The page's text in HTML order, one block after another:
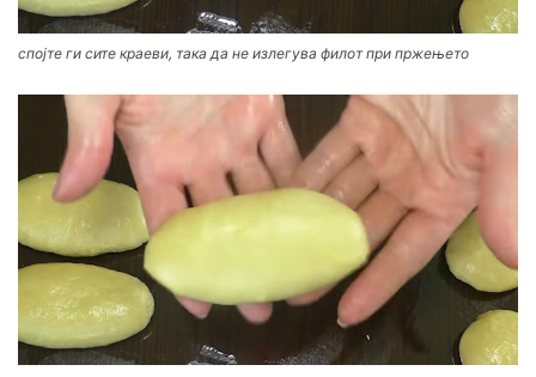
спојте ги сите краеви, така да не излегува филот при пржењето